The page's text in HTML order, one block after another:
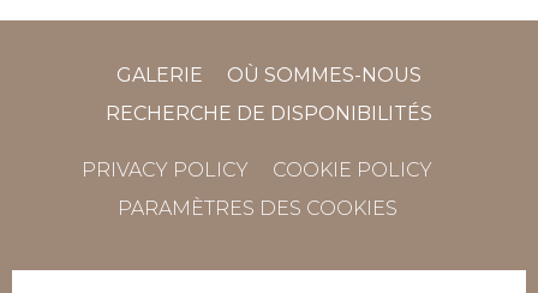
GALERIE
OÙ SOMMES-NOUS
RECHERCHE DE DISPONIBILITÉS
PRIVACY POLICY
COOKIE POLICY
PARAMÈTRES DES COOKIES